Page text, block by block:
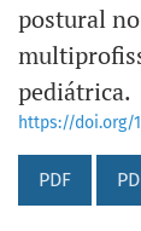
postural
pediátrica.
https://doi.org/
PDF